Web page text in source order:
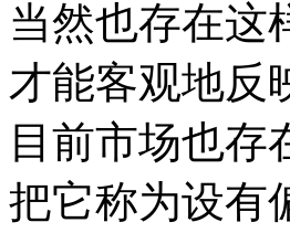
当然也存在这
才能客观地反
目前市场也存
把它称为设有